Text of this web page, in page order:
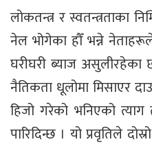
लोकतन्त्र र स्वतन्त्रताका
नेल भोगेका हौँ भन्ने
घरीघरी ब्याज असुलीरहेका
नैतिकता धूलोमा मिसाएर
हिजो गरेको भनिएको
पारिदिन्छ । यो प्रवृतिले